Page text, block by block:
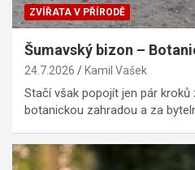
ZVÍŘATA V PŘÍRODĚ
Šumavský bizon –
24.7.2026 Kamil Vašek
Stačí však popojít jen pár
botanickou zahradou a za